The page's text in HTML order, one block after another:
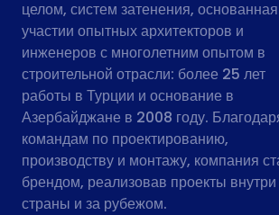
целом, систем затенения,
участии опытных архитекторов и
инженеров с многолетним опытом в
строительной отрасли: более 25 лет
работы в Турции и основание в
Азербайджане в 2008 году.
командам по проектированию,
производству и монтажу, компания
брендом, реализовав проекты внутри
страны и за рубежом.